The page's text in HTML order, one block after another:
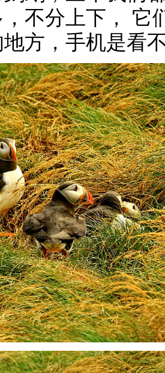
不分上下， 它
方，手机是看